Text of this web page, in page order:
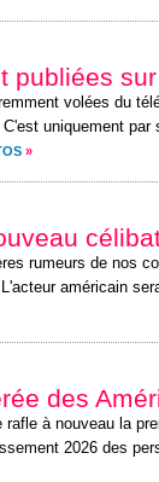
publiées
volées du
uniquement par
»
rumeurs de nos
américain
des
rafle à nouveau la
2026 des